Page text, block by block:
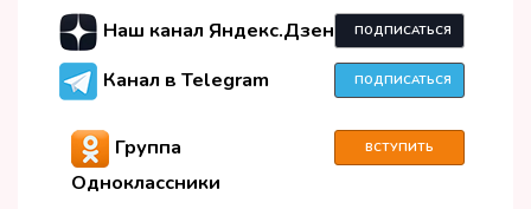
Наш канал Яндекс.Дзен
ПОДПИСАТЬСЯ
Канал в Telegram ПОДПИСАТЬСЯ
Группа
Одноклассники
ВСТУПИТЬ